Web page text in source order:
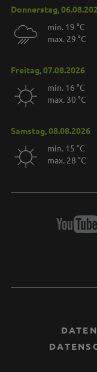
Donnerstag,
min. 19 °C
max. 29 °C
Freitag, 07.08.2026
min. 16 °C
max. 30 °C
Samstag, 08.08.2026
min. 15 °C
max. 28 °C